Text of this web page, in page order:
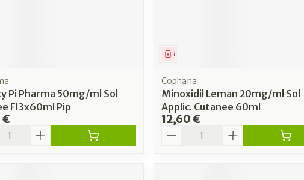
Pi Pharma 50mg/ml Sol
Fl3x60ml Pip
€
Médicament
Cophana
Minoxidil Leman 20mg/ml Sol
Applic. Cutanee 60ml
12,60 €
Quantité